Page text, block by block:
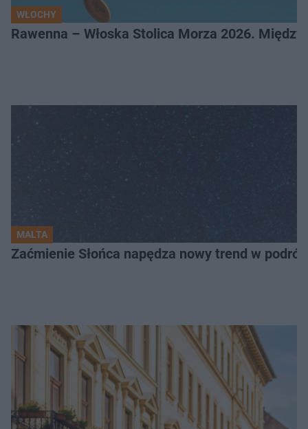
WŁOCHY
Rawenna – Włoska Stolica Morza 2026.
MALTA
Zaćmienie Słońca napędza nowy trend w